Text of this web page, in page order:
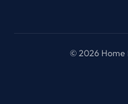
© 2026 Home